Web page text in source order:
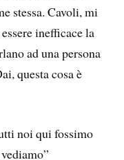
stessa. Cavoli, mi
inefficace la
ad una persona
questa cosa è
noi qui fossimo